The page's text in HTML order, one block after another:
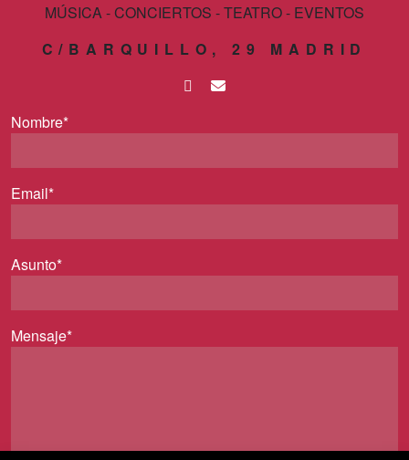
MÚSICA - CONCIERTOS - TEATRO - EVENTOS
C/BARQUILLO, 29 MADRID
Nombre*
Email*
Asunto*
Mensaje*